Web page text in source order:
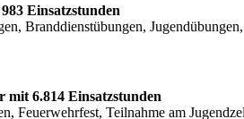
Einsatzstunden
Branddienstübungen,
mit 6.814 Einsatzstunden
Feuerwehrfest, Teilnahme am